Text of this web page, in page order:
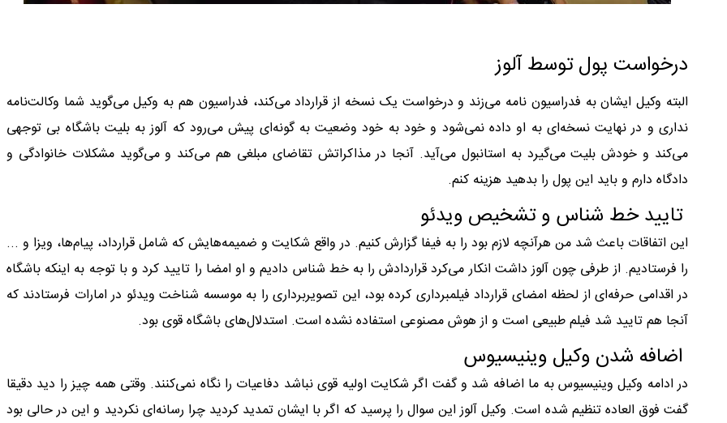
درخواست پول توسط آلوز
البته وکیل ایشان به فدراسیون نامه می‌زند و درخواست یک نسخه از قرارداد می‌کند، فدراسیون هم به وکیل می‌گوید شما وکالت‌نامه
نداری و در نهایت نسخه‌ای به او داده نمی‌شود و خود به خود وضعیت به گونه‌ای پیش می‌رود که آلوز به بلیت باشگاه بی توجهی
می‌کند و خودش بلیت می‌گیرد به استانبول می‌آید. آنجا در مذاکراتش تقاضای مبلغی هم می‌کند و می‌گوید مشکلات خانوادگی و
دادگاه دارم و باید این پول را بدهید هزینه کنم.
تایید خط شناس و تشخیص ویدئو
این اتفاقات باعث شد من هرآنچه لازم بود را به فیفا گزارش کنیم. در واقع شکایت و ضمیمه‌هایش که شامل قرارداد، پیام‌ها، ویزا و ...
را فرستادیم. از طرفی چون آلوز داشت انکار می‌کرد قراردادش را به خط شناس دادیم و او امضا را تایید کرد و با توجه به اینکه باشگاه
در اقدامی حرفه‌ای از لحظه امضای قرارداد فیلمبرداری کرده بود، این تصویربرداری را به موسسه شناخت ویدئو در امارات فرستادند که
آنجا هم تایید شد فیلم طبیعی است و از هوش مصنوعی استفاده نشده است. استدلال‌های باشگاه قوی بود.
اضافه شدن وکیل وینیسیوس
در ادامه وکیل وینیسیوس به ما اضافه شد و گفت اگر شکایت اولیه قوی نباشد دفاعیات را نگاه نمی‌کنند. وقتی همه چیز را دید دقیقا
گفت فوق العاده تنظیم شده است. وکیل آلوز این سوال را پرسید که اگر با ایشان تمدید کردید چرا رسانه‌ای نکردید و این در حالی بود